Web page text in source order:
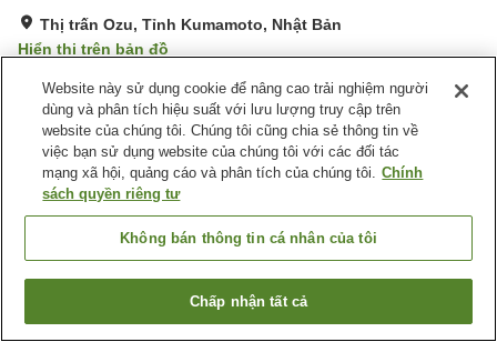
Thị trấn Ozu, Tỉnh Kumamoto, Nhật Bản
Hiển thị trên bản đồ
Rất tốt Đánh giá:190 lượt
Tiện nghi chỗ nghỉ
Bãi đỗ xe
Spa / Salon
Nhà hàng
Trang chủ Nhật Bản Tỉnh Kumamoto
Thị trấn Ozu
Hotel Vista Kumamoto Airport
Tìm phòng trống
Website này sử dụng cookie để nâng cao trải nghiệm người
dùng và phân tích hiệu suất với lưu lượng truy cập trên
website của chúng tôi. Chúng tôi cũng chia sẻ thông tin về
việc bạn sử dụng website của chúng tôi với các đối tác
mạng xã hội, quảng cáo và phân tích của chúng tôi. Chính
sách quyền riêng tư
Không bán thông tin cá nhân của tôi
Chấp nhận tất cả